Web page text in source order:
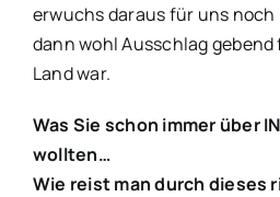
erwuchs daraus für uns
dann wohl Ausschlag
Land war.
Was Sie schon immer über
wollten…
Wie reist man durch dieses